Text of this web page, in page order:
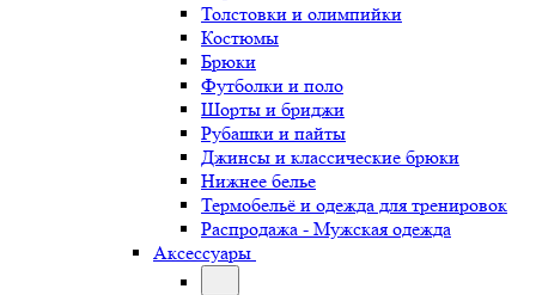
Толстовки и олимпийки
Костюмы
Брюки
Футболки и поло
Шорты и бриджи
Рубашки и пайты
Джинсы и классические брюки
Нижнее белье
Термобельё и одежда для тренировок
Распродажа - Мужская одежда
Аксессуары